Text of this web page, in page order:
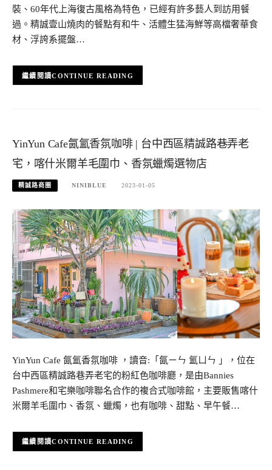
裝、60年代上海復古風格為特色，已經有許多藝人到訪用餐
過。精誠壹山燒肉的餐點有和牛、活體生猛海鮮等高檔奢華食
材、浮誇系擺盤…
CONTINUE READING
YinYun Cafe氤氳香氛咖啡 | 台中西區精誠路巷弄老
宅，喀什米爾羊毛圍巾、香氛蠟燭選物店
精誠路商圈 NINIBLUE 2023-01-05
YinYun Cafe 氤氳香氛咖啡 ，讀音:「氤ㄧㄣ 氳ㄩㄣ 」，位在
台中西區精誠路巷弄老宅的粉紅色咖啡廳，是由Bannies
Pashmere和宅樂咖啡聯名合作的複合式咖啡館，主要販售喀什
米爾羊毛圍巾、香氛、蠟燭，也有咖啡、甜點、早午餐…
CONTINUE READING